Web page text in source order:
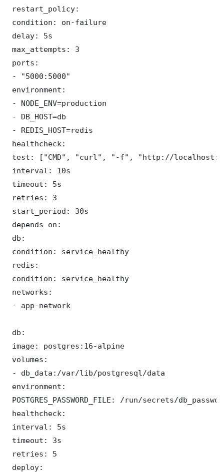
restart_policy:
condition: on-failure
delay: 5s
max_attempts: 3
ports:
- "5000:5000"
environment:
- NODE_ENV=production
- DB_HOST=db
- REDIS_HOST=redis
healthcheck:
test: ["CMD", "curl", "-f", "http://
interval: 10s
timeout: 5s
retries: 3
start_period: 30s
depends_on:
db:
condition: service_healthy
redis:
condition: service_healthy
networks:
- app-network
db:
image: postgres:16-alpine
volumes:
- db_data:/var/lib/postgresql/data
environment:
POSTGRES_PASSWORD_FILE: /run/secrets/
healthcheck:
interval: 5s
timeout: 3s
retries: 5
deploy: